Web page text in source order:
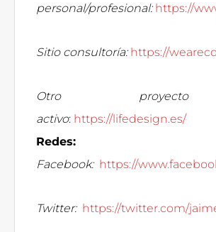
personal/profesional: https://
Sitio consultoría: https://
Otro
activo: https://lifedesign.es/
Redes:
Facebook: https://
Twitter: https://twitter.com/